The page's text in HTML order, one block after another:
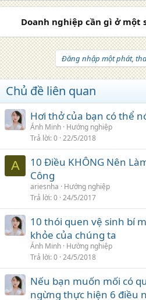
Doanh nghiệp cần gì ở một
Đăng nhập một phát,
Chủ đề liên quan
Hơi thở của bạn có thể
Ánh Minh Hướng nghiệp
Trả lời 0 22/5/2018
A
10 Điều KHÔNG Nên
Công
ariesnha
Hướng nghiệp
Trả lời 0 24/5/2017
10 thói quen vệ sinh bí
khỏe của chúng ta
Ánh Minh Hướng nghiệp
Trả lời 0 24/5/2018
Nếu bạn muốn mối có
ngừng thực hiện 6 điều